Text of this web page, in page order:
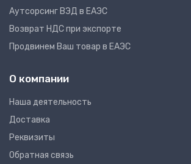
Аутсорсинг ВЭД в ЕАЭС
Возврат НДС при экспорте
Продвинем Ваш товар в ЕАЭС
О компании
Наша деятельность
Доставка
Реквизиты
Обратная связь